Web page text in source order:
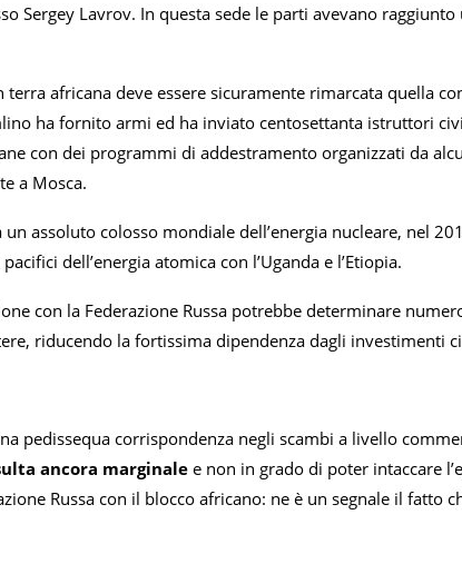
Sergey Lavrov. In questa sede le parti avevano raggiunto
africana deve essere sicuramente rimarcata quella
ha fornito armi ed ha inviato centosettanta istruttori
con dei programmi di addestramento organizzati da
a Mosca.
assoluto colosso mondiale dell’energia nucleare, nel
dell’energia atomica con l’Uganda e l’Etiopia.
con la Federazione Russa potrebbe determinare
riducendo la fortissima dipendenza dagli investimenti
pedissequa corrispondenza negli scambi a livello
ancora marginale e non in grado di poter intaccare
Russa con il blocco africano: ne è un segnale il fatto